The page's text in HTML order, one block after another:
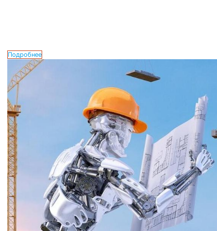
Подробнее